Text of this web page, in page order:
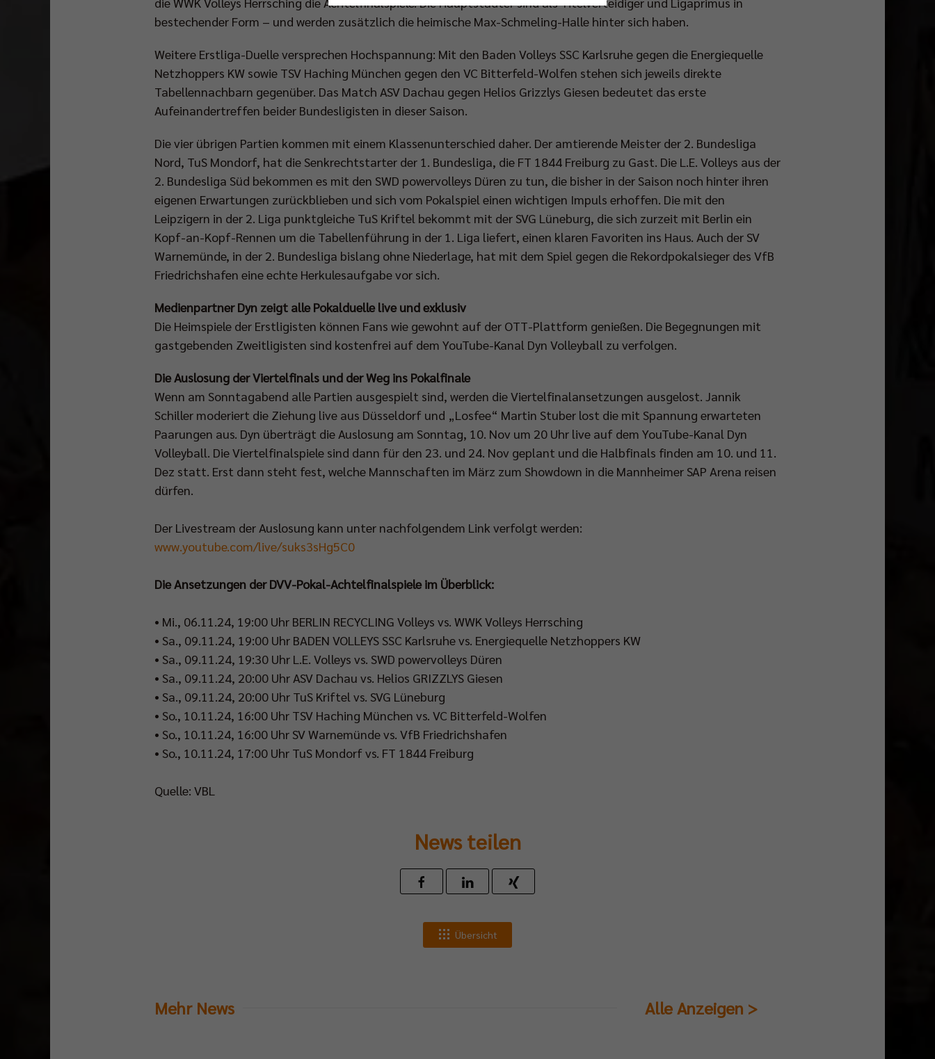
bestechender Form – und werden zusätzlich die heimische Max-Schmeling-Halle hinter sich haben.
Weitere Erstliga-Duelle versprechen Hochspannung: Mit den Baden Volleys SSC Karlsruhe gegen die Energiequelle
Netzhoppers KW sowie TSV Haching München gegen den VC Bitterfeld-Wolfen stehen sich jeweils direkte
Tabellennachbarn gegenüber. Das Match ASV Dachau gegen Helios Grizzlys Giesen bedeutet das erste
Aufeinandertreffen beider Bundesligisten in dieser Saison.
Die vier übrigen Partien kommen mit einem Klassenunterschied daher. Der amtierende Meister der 2. Bundesliga
Nord, TuS Mondorf, hat die Senkrechtstarter der 1. Bundesliga, die FT 1844 Freiburg zu Gast. Die L.E. Volleys aus der
2. Bundesliga Süd bekommen es mit den SWD powervolleys Düren zu tun, die bisher in der Saison noch hinter ihren
eigenen Erwartungen zurückblieben und sich vom Pokalspiel einen wichtigen Impuls erhoffen. Die mit den
Leipzigern in der 2. Liga punktgleiche TuS Kriftel bekommt mit der SVG Lüneburg, die sich zurzeit mit Berlin ein
Kopf-an-Kopf-Rennen um die Tabellenführung in der 1. Liga liefert, einen klaren Favoriten ins Haus. Auch der SV
Warnemünde, in der 2. Bundesliga bislang ohne Niederlage, hat mit dem Spiel gegen die Rekordpokalsieger des VfB
Friedrichshafen eine echte Herkulesaufgabe vor sich.
Medienpartner Dyn zeigt alle Pokalduelle live und exklusiv
Die Heimspiele der Erstligisten können Fans wie gewohnt auf der OTT-Plattform genießen. Die Begegnungen mit
gastgebenden Zweitligisten sind kostenfrei auf dem YouTube-Kanal Dyn Volleyball zu verfolgen.
Die Auslosung der Viertelfinals und der Weg ins Pokalfinale
Wenn am Sonntagabend alle Partien ausgespielt sind, werden die Viertelfinalansetzungen ausgelost. Jannik
Schiller moderiert die Ziehung live aus Düsseldorf und „Losfee“ Martin Stuber lost die mit Spannung erwarteten
Paarungen aus. Dyn überträgt die Auslosung am Sonntag, 10. Nov um 20 Uhr live auf dem YouTube-Kanal Dyn
Volleyball. Die Viertelfinalspiele sind dann für den 23. und 24. Nov geplant und die Halbfinals finden am 10. und 11.
Dez statt. Erst dann steht fest, welche Mannschaften im März zum Showdown in die Mannheimer SAP Arena reisen
dürfen.
Der Livestream der Auslosung kann unter nachfolgendem Link verfolgt werden:
www.youtube.com/live/suks3sHg5C0
Die Ansetzungen der DVV-Pokal-Achtelfinalspiele im Überblick:
• Mi., 06.11.24, 19:00 Uhr BERLIN RECYCLING Volleys vs. WWK Volleys Herrsching
• Sa., 09.11.24, 19:00 Uhr BADEN VOLLEYS SSC Karlsruhe vs. Energiequelle Netzhoppers KW
• Sa., 09.11.24, 19:30 Uhr L.E. Volleys vs. SWD powervolleys Düren
• Sa., 09.11.24, 20:00 Uhr ASV Dachau vs. Helios GRIZZLYS Giesen
• Sa., 09.11.24, 20:00 Uhr TuS Kriftel vs. SVG Lüneburg
• So., 10.11.24, 16:00 Uhr TSV Haching München vs. VC Bitterfeld-Wolfen
• So., 10.11.24, 16:00 Uhr SV Warnemünde vs. VfB Friedrichshafen
• So., 10.11.24, 17:00 Uhr TuS Mondorf vs. FT 1844 Freiburg
Quelle: VBL
News teilen
Übersicht
Mehr News Alle Anzeigen >